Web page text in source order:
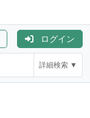
ログイン
詳細検索 ▼